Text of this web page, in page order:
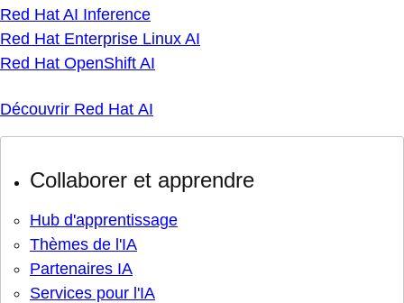
Red Hat AI Inference
Red Hat Enterprise Linux AI
Red Hat OpenShift AI
Découvrir Red Hat AI
Collaborer et apprendre
Hub d'apprentissage
Thèmes de l'IA
Partenaires IA
Services pour l'IA